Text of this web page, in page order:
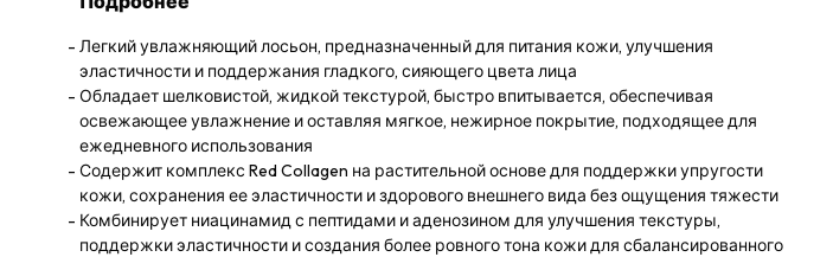
Легкий увлажняющий лосьон, предназначенный для питания кожи, улучшения
эластичности и поддержания гладкого, сияющего цвета лица
Обладает шелковистой, жидкой текстурой, быстро впитывается, обеспечивая
освежающее увлажнение и оставляя мягкое, нежирное покрытие, подходящее для
ежедневного использования
Содержит комплекс Red Collagen на растительной основе для поддержки упругости
кожи, сохранения ее эластичности и здорового внешнего вида без ощущения тяжести
Комбинирует ниацинамид с пептидами и аденозином для улучшения текстуры,
поддержки эластичности и создания более ровного тона кожи для сбалансированного